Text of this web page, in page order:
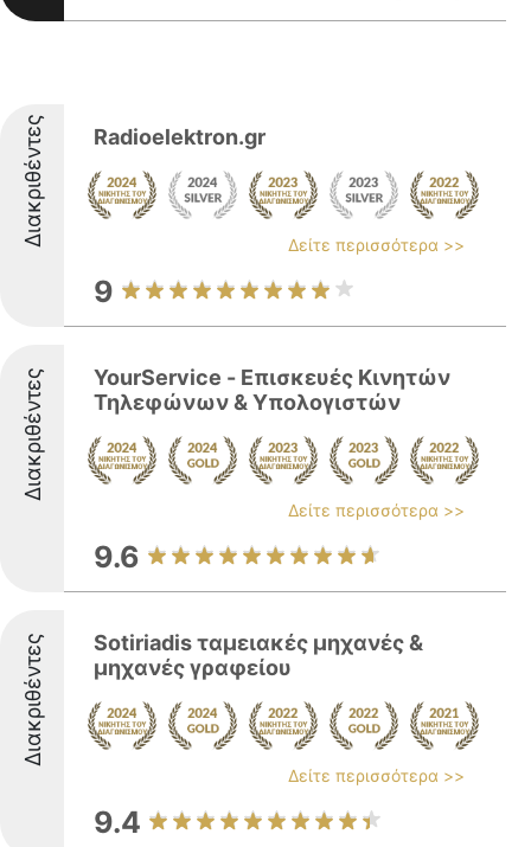
Διακριθέντες Radioelektron.gr
Δείτε περισσότερα >>
9
Διακριθέντες
YourService - Επισκευές Κινητών
Τηλεφώνων & Υπολογιστών
Δείτε περισσότερα >>
9.6
Διακριθέντες
Sotiriadis ταμειακές μηχανές &
μηχανές γραφείου
Δείτε περισσότερα >>
9.4